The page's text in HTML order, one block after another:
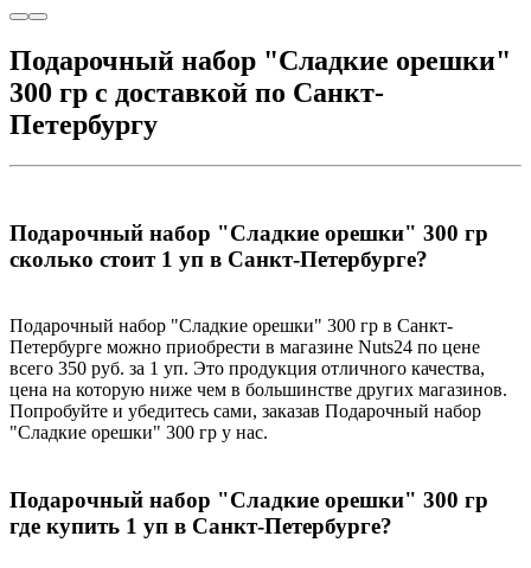
Подарочный набор "Сладкие орешки"
300 гр с доставкой по Санкт-
Петербургу
Подарочный набор "Сладкие орешки" 300 гр
сколько стоит 1 уп в Санкт-Петербурге?
Подарочный набор "Сладкие орешки" 300 гр в Санкт-
Петербурге можно приобрести в магазине Nuts24 по цене
всего 350 руб. за 1 уп. Это продукция отличного качества,
цена на которую ниже чем в большинстве других магазинов.
Попробуйте и убедитесь сами, заказав Подарочный набор
"Сладкие орешки" 300 гр у нас.
Подарочный набор "Сладкие орешки" 300 гр
где купить 1 уп в Санкт-Петербурге?